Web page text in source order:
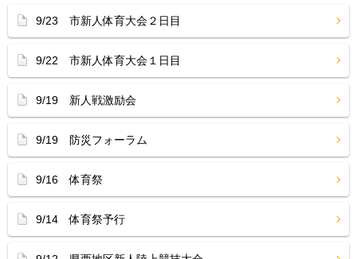
9/23 市新人体育大会２日目
9/22 市新人体育大会１日目
9/19 新人戦激励会
9/19 防災フォーラム
9/16 体育祭
9/14 体育祭予行